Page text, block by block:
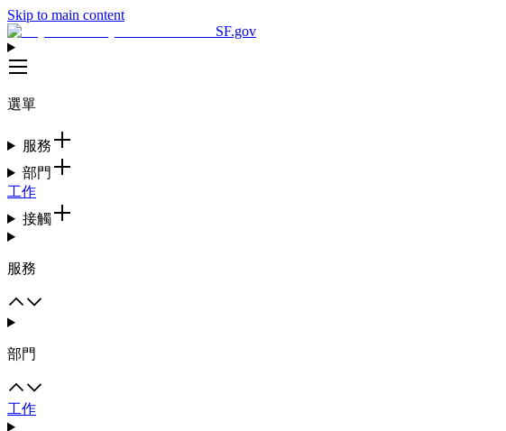
Skip to main content
SF.gov
選單
服務
部門
工作
接觸
服務
部門
工作